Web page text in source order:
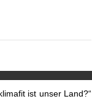
ist unser Land?“